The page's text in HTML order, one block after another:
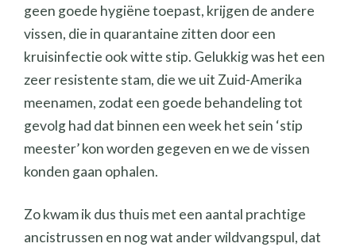
geen goede hygiëne toepast, krijgen de andere
vissen, die in quarantaine zitten door een
kruisinfectie ook witte stip. Gelukkig was het een
zeer resistente stam, die we uit Zuid-Amerika
meenamen, zodat een goede behandeling tot
gevolg had dat binnen een week het sein ‘stip
meester’ kon worden gegeven en we de vissen
konden gaan ophalen.
Zo kwam ik dus thuis met een aantal prachtige
ancistrussen en nog wat ander wildvangspul, dat